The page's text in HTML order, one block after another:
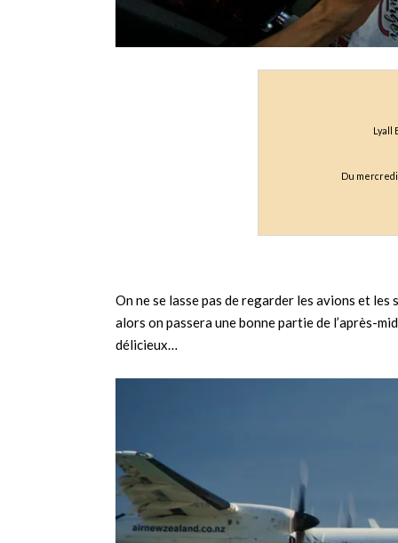
Lyall
Du mercredi
On ne se lasse pas de regarder les avions et
alors on passera une bonne partie de l’après-
délicieux…